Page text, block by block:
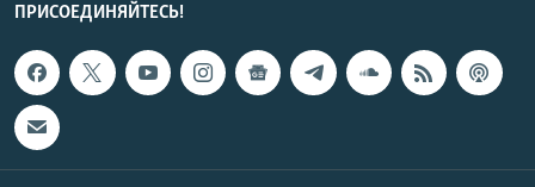
ПРИСОЕДИНЯЙТЕСЬ!